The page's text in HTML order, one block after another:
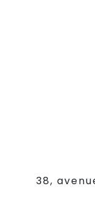
38, avenue Beau de Rochas, 04510